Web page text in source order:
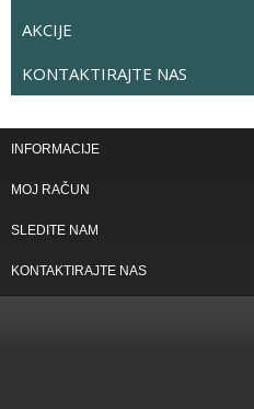
AKCIJE
KONTAKTIRAJTE NAS
INFORMACIJE
MOJ RAČUN
SLEDITE NAM
KONTAKTIRAJTE NAS